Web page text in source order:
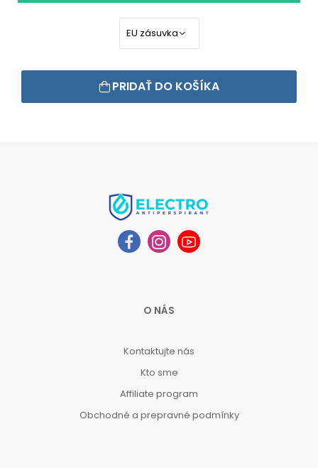
PRIDAŤ DO KOŠÍKA
O NÁS
Kontaktujte nás
Kto sme
Affiliate program
Obchodné a prepravné podmínky